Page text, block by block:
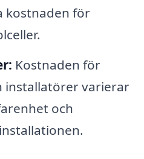
kostnaden för
Kostnaden för
installatörer varierar
och